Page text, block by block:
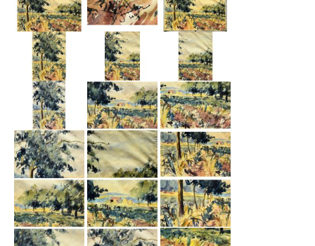
Kunst nach 1945
Helmut Diekmann
Hermann Dieste
August Lange-Brock
Ludwig (Luis) Neu
Ferdinand Springer
Arne Siegfried
Curt Wittenbecher